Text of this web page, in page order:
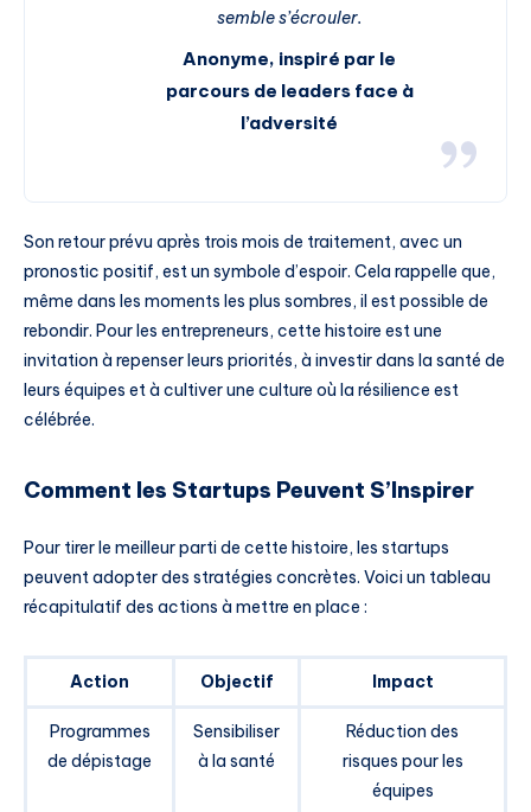
semble s’écrouler.
Anonyme, inspiré par le
parcours de leaders face à
l’adversité
Son retour prévu après trois mois de traitement, avec un
pronostic positif, est un symbole d’espoir. Cela rappelle que,
même dans les moments les plus sombres, il est possible de
rebondir. Pour les entrepreneurs, cette histoire est une
invitation à repenser leurs priorités, à investir dans la santé de
leurs équipes et à cultiver une culture où la résilience est
célébrée.
Comment les Startups Peuvent S’Inspirer
Pour tirer le meilleur parti de cette histoire, les startups
peuvent adopter des stratégies concrètes. Voici un tableau
récapitulatif des actions à mettre en place :
Action Objectif Impact
Programmes
de dépistage
Sensibiliser
à la santé
Réduction des
risques pour les
équipes